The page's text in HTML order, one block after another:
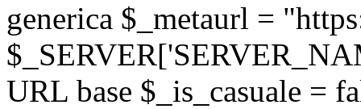
generica $_metaurl =
URL base $_is_casuale =